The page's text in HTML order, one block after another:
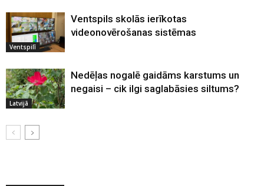
Ventspilī
Ventspils skolās ierīkotas
videonovērošanas sistēmas
Latvijā
Nedēļas nogalē gaidāms karstums un
negaisi – cik ilgi saglabāsies siltums?